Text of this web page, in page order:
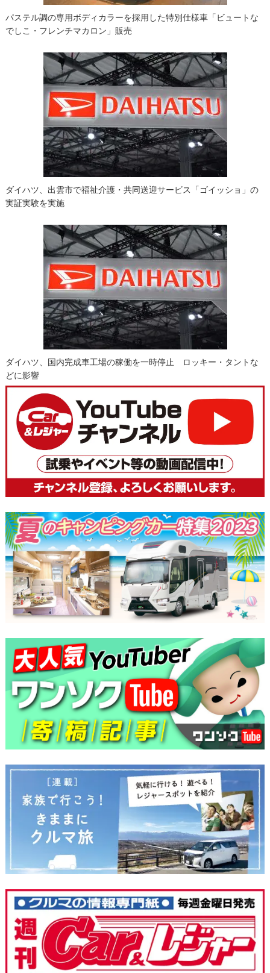
パステル調の専用ボディカラーを採用した特別仕様車「ビュートな
でしこ・フレンチマカロン」販売
ダイハツ、出雲市で福祉介護・共同送迎サービス「ゴイッショ」の
実証実験を実施
ダイハツ、国内完成車工場の稼働を一時停止 ロッキー・タントな
どに影響